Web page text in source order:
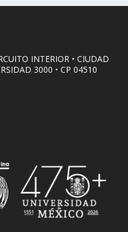
INTERIOR • CIUDAD
3000 • CP 04510